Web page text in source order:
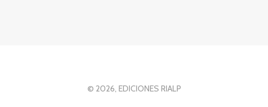
© 2026, EDICIONES RIALP